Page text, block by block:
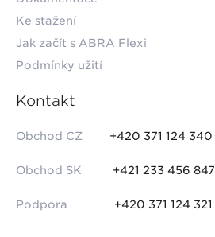
Ke stažení
Jak začít s ABRA Flexi
Podmínky užití
Kontakt
Obchod CZ +420 371 124 340
Obchod SK +421 233 456 847
Podpora +420 371 124 321